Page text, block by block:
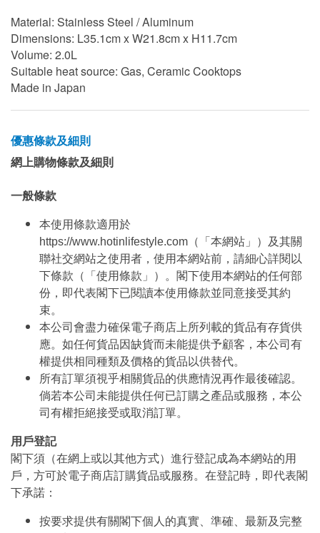
Material: Stainless Steel / Aluminum
Dimensions: L35.1cm x W21.8cm x H11.7cm
Volume: 2.0L
Suitable heat source: Gas, Ceramic Cooktops
Made in Japan
優惠條款及細則
網上購物條款及細則
一般條款
本使用條款適用於
https://www.hotinlifestyle.com（「本網站」）及其關
聯社交網站之使用者，使用本網站前，請細心詳閱以
下條款（「使用條款」）。閣下使用本網站的任何部
份，即代表閣下已閱讀本使用條款並同意接受其約
束。
本公司會盡力確保電子商店上所列載的貨品有存貨供
應。如任何貨品因缺貨而未能提供予顧客，本公司有
權提供相同種類及價格的貨品以供替代。
所有訂單須視乎相關貨品的供應情況再作最後確認。
倘若本公司未能提供任何已訂購之產品或服務，本公
司有權拒絕接受或取消訂單。
用戶登記
閣下須（在網上或以其他方式）進行登記成為本網站的用
戶，方可於電子商店訂購貨品或服務。在登記時，即代表閣
下承諾：
按要求提供有關閣下個人的真實、準確、最新及完整